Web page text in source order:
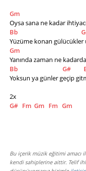
Gm
Oysa sana ne kadar
Bb
Yüzüme konan
Gm
Yanında zaman ne
Bb
G#
Yoksun ya günler geçip
2x
G# Fm Gm Fm Gm
Bu içerik müzik eğitimi amacı
kendi sahiplerine aittir. Telif